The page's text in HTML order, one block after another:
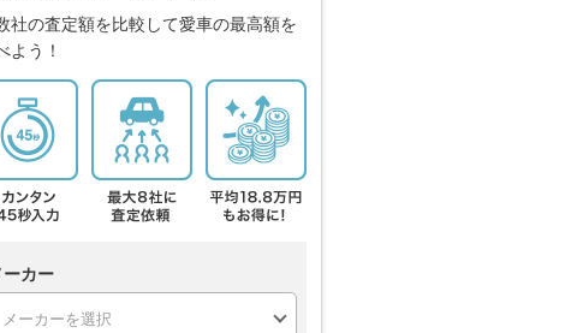
社の査定額を比較して愛車の最高額を
よう！
ーカー